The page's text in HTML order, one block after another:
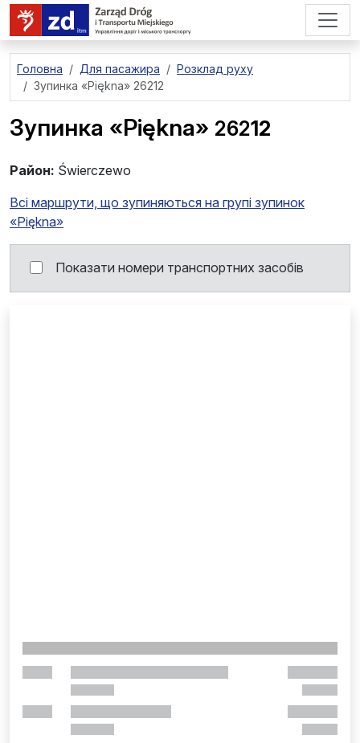
перейти до основного вмісту
Головна Для пасажира
Розклад руху
Зупинка «Piękna» 26212
Зупинка «Piękna» 26212
Район: Świerczewo
Всі маршрути, що зупиняються на групі зупинок
«Piękna»
Показати номери транспортних засобів